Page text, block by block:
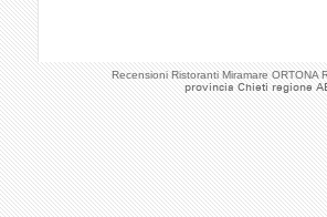
Recensioni Ristoranti Miramare ORTONA
provincia Chieti regione